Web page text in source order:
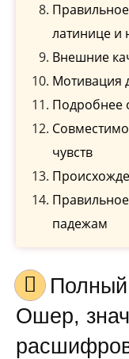
латинице и
Внешние
Мотивация
Подробнее
чувств
падежам
Полный анализ имени
Ошер,